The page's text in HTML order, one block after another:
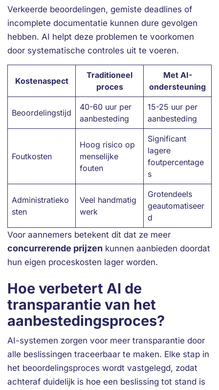
Verkeerde beoordelingen, gemiste deadlines of
incomplete documentatie kunnen dure gevolgen
hebben. AI helpt deze problemen te voorkomen
door systematische controles uit te voeren.
Kostenaspect
Traditioneel
proces
Met AI-
ondersteuning
Beoordelingstijd
40-60 uur per
aanbesteding
15-25 uur per
aanbesteding
Foutkosten
Hoog risico op
menselijke
fouten
Significant
lagere
foutpercentage
s
Administratieko
sten
Veel handmatig
werk
Grotendeels
geautomatiseer
d
Voor aannemers betekent dit dat ze meer
concurrerende prijzen kunnen aanbieden doordat
hun eigen proceskosten lager worden.
Hoe verbetert AI de
transparantie van het
aanbestedingsproces?
AI-systemen zorgen voor meer transparantie door
alle beslissingen traceerbaar te maken. Elke stap in
het beoordelingsproces wordt vastgelegd, zodat
achteraf duidelijk is hoe een beslissing tot stand is